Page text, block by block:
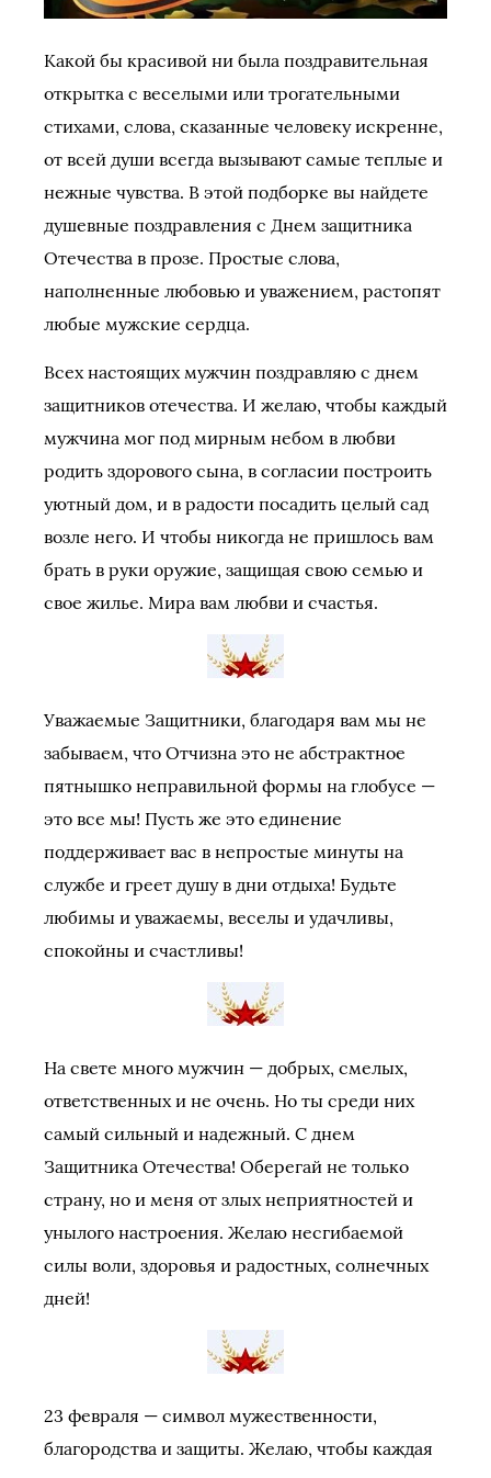
Какой бы красивой ни была поздравительная
открытка с веселыми или трогательными
стихами, слова, сказанные человеку искренне,
от всей души всегда вызывают самые теплые и
нежные чувства. В этой подборке вы найдете
душевные поздравления с Днем защитника
Отечества в прозе. Простые слова,
наполненные любовью и уважением, растопят
любые мужские сердца.
Всех настоящих мужчин поздравляю с днем
защитников отечества. И желаю, чтобы каждый
мужчина мог под мирным небом в любви
родить здорового сына, в согласии построить
уютный дом, и в радости посадить целый сад
возле него. И чтобы никогда не пришлось вам
брать в руки оружие, защищая свою семью и
свое жилье. Мира вам любви и счастья.
Уважаемые Защитники, благодаря вам мы не
забываем, что Отчизна это не абстрактное
пятнышко неправильной формы на глобусе —
это все мы! Пусть же это единение
поддерживает вас в непростые минуты на
службе и греет душу в дни отдыха! Будьте
любимы и уважаемы, веселы и удачливы,
спокойны и счастливы!
На свете много мужчин — добрых, смелых,
ответственных и не очень. Но ты среди них
самый сильный и надежный. С днем
Защитника Отечества! Оберегай не только
страну, но и меня от злых неприятностей и
унылого настроения. Желаю несгибаемой
силы воли, здоровья и радостных, солнечных
дней!
23 февраля — символ мужественности,
благородства и защиты. Желаю, чтобы каждая